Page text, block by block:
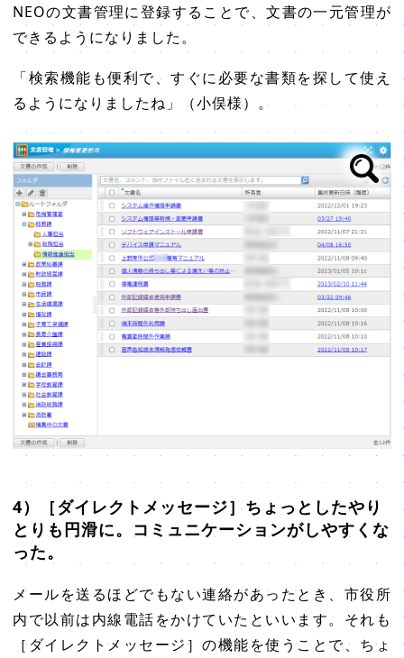
NEOの文書管理に登録することで、文書の一元管理が
できるようになりました。
「検索機能も便利で、すぐに必要な書類を探して使え
るようになりましたね」（小俣様）。
4）［ダイレクトメッセージ］ちょっとしたやり
とりも円滑に。コミュニケーションがしやすくな
った。
メールを送るほどでもない連絡があったとき、市役所
内で以前は内線電話をかけていたといいます。それも
［ダイレクトメッセージ］の機能を使うことで、ちょ